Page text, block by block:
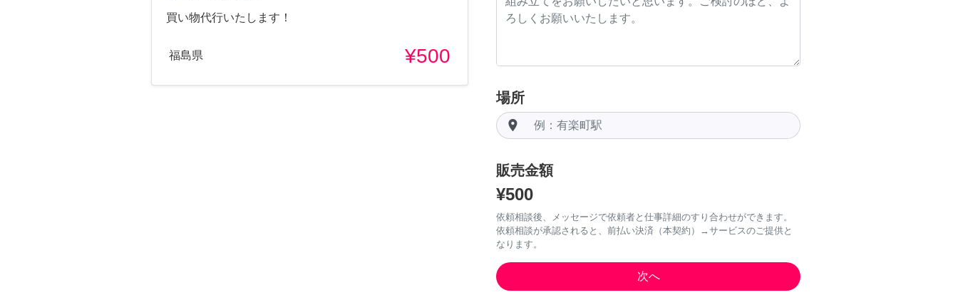
買い物代行いたします！
福島県 ¥500
場所
room
販売金額
¥500
依頼相談後、メッセージで依頼者と仕事詳細のすり合わせができます。
依頼相談が承認されると、前払い決済（本契約）→サービスのご提供と
なります。